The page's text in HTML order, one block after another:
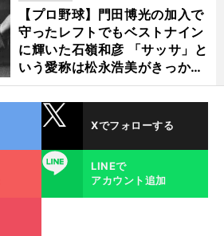
【プロ野球】門田博光の加入で
守ったレフトでもベストナイン
に輝いた石嶺和彦 「サッサ」と
いう愛称は松永浩美がきっか
け？
Xでフォローする
LINE
LINEで
アカウント追加